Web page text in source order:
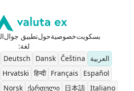
بسكويتخصوصيةحولتطبيق جوال
لغة:
العربية
Čeština
Dansk
Deutsch
Español
Français
हिन्दी
Hrvatski
Italiano
日本語
ქართული
Norsk